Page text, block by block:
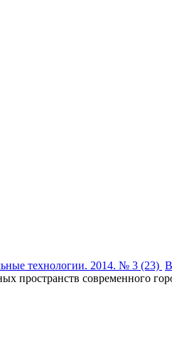
технологии. 2014. № 3 (23)
пространств современного